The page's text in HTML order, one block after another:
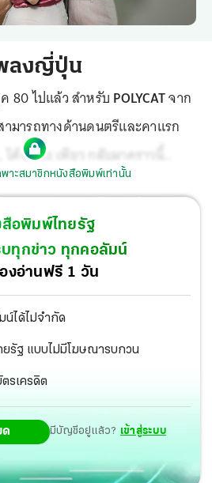
พลงญี่ปุ่น
80 ไปแล้ว สำหรับ POLYCATจาก
มารถทางด้านดนตรีและคาแรก
ต้ง และ เพียว กลับมาคราวนี้
พิเศษ ที่เป็นความท้าทายใหม่ จาก
ในวัยเด็กที่ได้ฟังเพลงภาษาญี่ปุ่น
เช้าวันเสาร์ บวกกับความหลงใหล
ป็นซาวด์ดนตรียุค 80 ในแบบฉบับ
งเป็นภาษาญี่ปุ่นและรวบรวมเป็น EP
(Doyobi No Terebi-โดโยบิโนะ เท
เสาร์ ได้ศิลปินชาวญี่ปุ่นอย่าง Saito
Loubté ศิลปิน Electronic และ
มาช่วยด้านเนื้อร้องภาษา
องดนตรีแบบ City pop แฟชั่น
ลงมาให้ดู minimal เนื้อหาเพลง
พาะสมาชิกหนังสือพิมพ์เท่านั้น
อพิมพ์ไทยรัฐ
บทุกข่าว ทุกคอลัมน์
งอ่านฟรี 1 วัน
น์ได้ไม่จำกัด
ยรัฐ แบบไม่มีโฆษณารบกวน
รเครดิต
ด มีบัญชีอยู่แล้ว? เข้าสู่ระบบ